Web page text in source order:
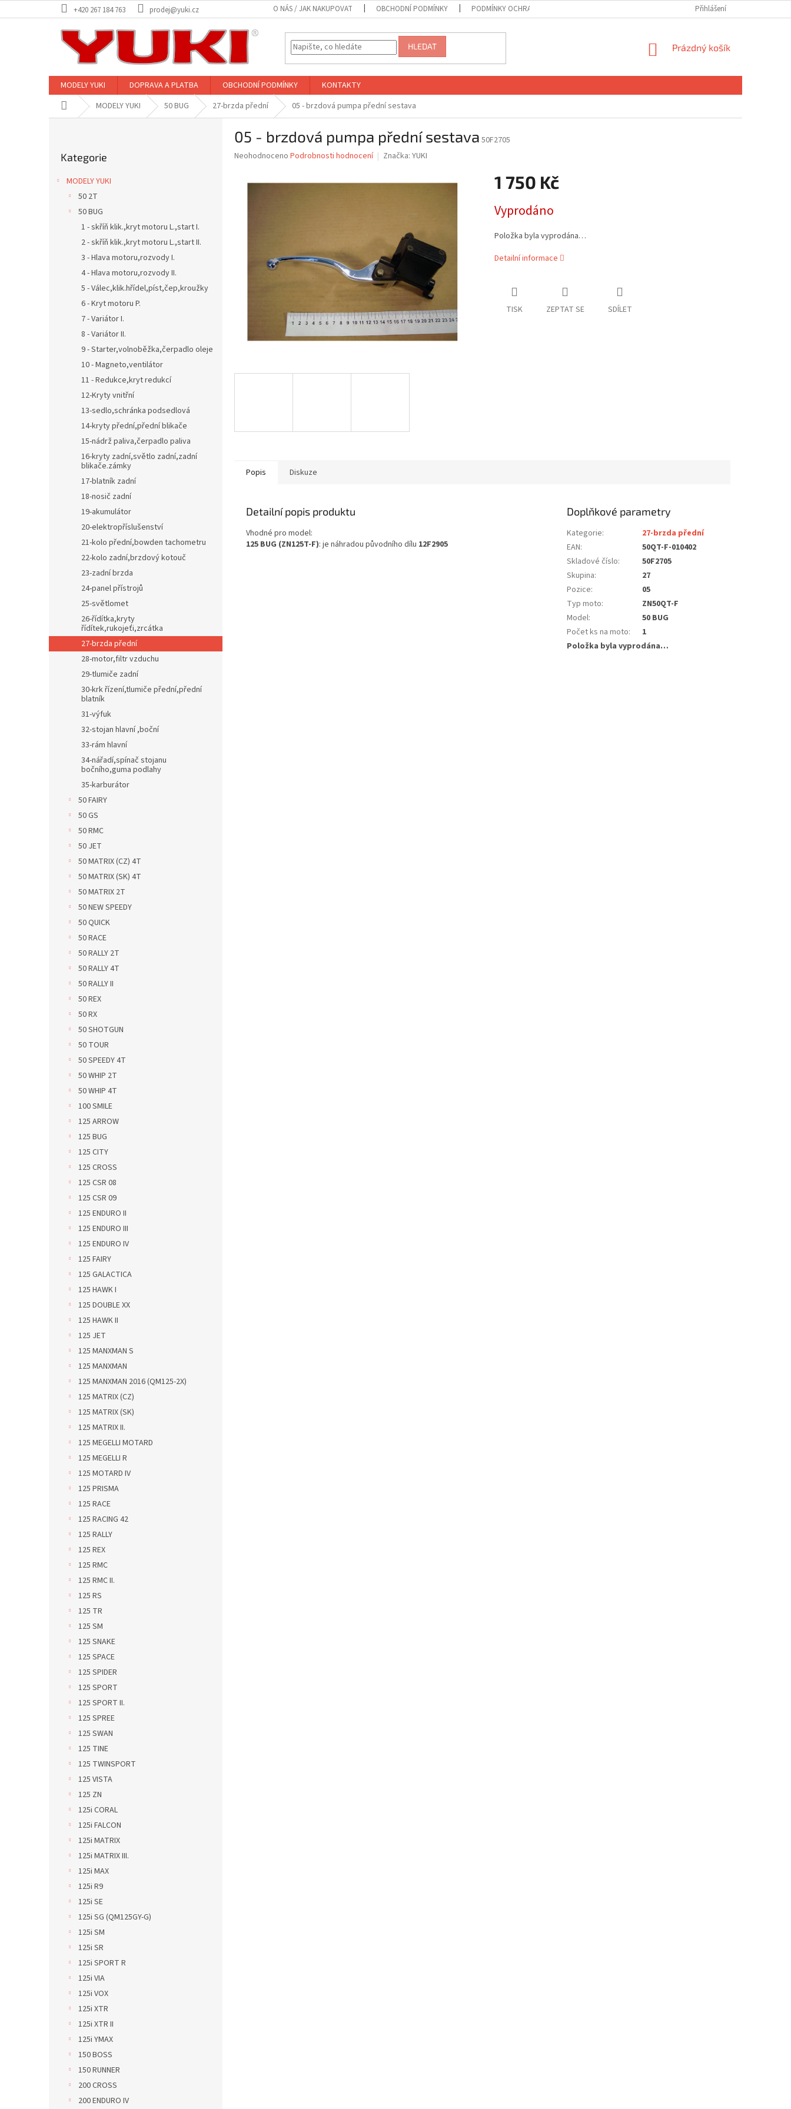
na
+420 267 184 763 prodej@yuki.cz O NÁS / JAK NAKUPOVAT OBCHODNÍ PODMÍNKY PODMÍNKY OCHRANY OSOBNÍCH ÚDAJŮ Přihlášení
HLEDAT
NÁKUPNÍ
Prázdný košík
MODELY YUKI DOPRAVA A PLATBA OBCHODNÍ PODMÍNKY
KONTAKTY
Domů MODELY YUKI 50 BUG 27-brzda přední 05 - brzdová pumpa přední sestava
kategorie
Kategorie
MODELY YUKI
50 2T
50 BUG
1 - skříň klik.,kryt motoru L.,start I.
2 - skříň klik.,kryt motoru L.,start II.
3 - Hlava motoru,rozvody I.
4 - Hlava motoru,rozvody II.
5 - Válec,klik.hřídel,píst,čep,kroužky
6 - Kryt motoru P.
7 - Variátor I.
8 - Variátor II.
9 - Starter,volnoběžka,čerpadlo oleje
10 - Magneto,ventilátor
11 - Redukce,kryt redukcí
12-Kryty vnitřní
13-sedlo,schránka podsedlová
14-kryty přední,přední blikače
15-nádrž paliva,čerpadlo paliva
16-kryty zadní,světlo zadní,zadní
blikače.zámky
17-blatník zadní
18-nosič zadní
19-akumulátor
20-elektropříslušenství
21-kolo přední,bowden tachometru
22-kolo zadní,brzdový kotouč
23-zadní brzda
24-panel přístrojů
25-světlomet
26-řídítka,kryty
řídítek,rukojeťi,zrcátka
27-brzda přední
28-motor,filtr vzduchu
29-tlumiče zadní
30-krk řízení,tlumiče přední,přední
blatník
31-výfuk
32-stojan hlavní ,boční
33-rám hlavní
34-nářadí,spínač stojanu
bočního,guma podlahy
35-karburátor
50 FAIRY
50 GS
50 RMC
50 JET
50 MATRIX (CZ) 4T
50 MATRIX (SK) 4T
50 MATRIX 2T
50 NEW SPEEDY
50 QUICK
50 RACE
50 RALLY 2T
50 RALLY 4T
50 RALLY II
50 REX
50 RX
50 SHOTGUN
50 TOUR
50 SPEEDY 4T
50 WHIP 2T
50 WHIP 4T
100 SMILE
125 ARROW
125 BUG
125 CITY
125 CROSS
125 CSR 08
125 CSR 09
125 ENDURO II
125 ENDURO III
125 ENDURO IV
125 FAIRY
125 GALACTICA
125 HAWK I
125 DOUBLE XX
125 HAWK II
125 JET
125 MANXMAN S
125 MANXMAN
125 MANXMAN 2016 (QM125-2X)
125 MATRIX (CZ)
125 MATRIX (SK)
125 MATRIX II.
125 MEGELLI MOTARD
125 MEGELLI R
125 MOTARD IV
125 PRISMA
125 RACE
125 RACING 42
125 RALLY
125 REX
125 RMC
125 RMC II.
125 RS
125 TR
125 SM
125 SNAKE
125 SPACE
125 SPIDER
125 SPORT
125 SPORT II.
125 SPREE
125 SWAN
125 TINE
125 TWINSPORT
125 VISTA
125 ZN
125i CORAL
125i FALCON
125i MATRIX
125i MATRIX III.
125i MAX
125i R9
125i SE
125i SG (QM125GY-G)
125i SM
125i SR
125i SPORT R
125i VIA
125i VOX
125i XTR
125i XTR II
125i YMAX
150 BOSS
150 RUNNER
200 CROSS
200 ENDURO IV
05 - brzdová pumpa přední sestava 50F2705
Průměrné
Neohodnoceno Podrobnosti hodnocení Značka: YUKI
1 750 Kč
cena:
Vyprodáno
Položka byla vyprodána…
Detailní informace
TISK ZEPTAT SE SDÍLET
Popis Diskuze
Detailní popis produktu
Vhodné pro model:
125 BUG (ZN125T-F): je náhradou původního dílu 12F2905
Doplňkové parametry
Kategorie:
27-brzda přední
EAN:
50QT-F-010402
Skladové číslo:
50F2705
Skupina:
27
Pozice:
05
Typ moto:
ZN50QT-F
Model:
50 BUG
Počet ks na moto:
1
Položka byla vyprodána…